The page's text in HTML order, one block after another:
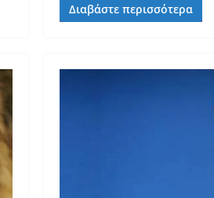
Διαβάστε περισσότερα